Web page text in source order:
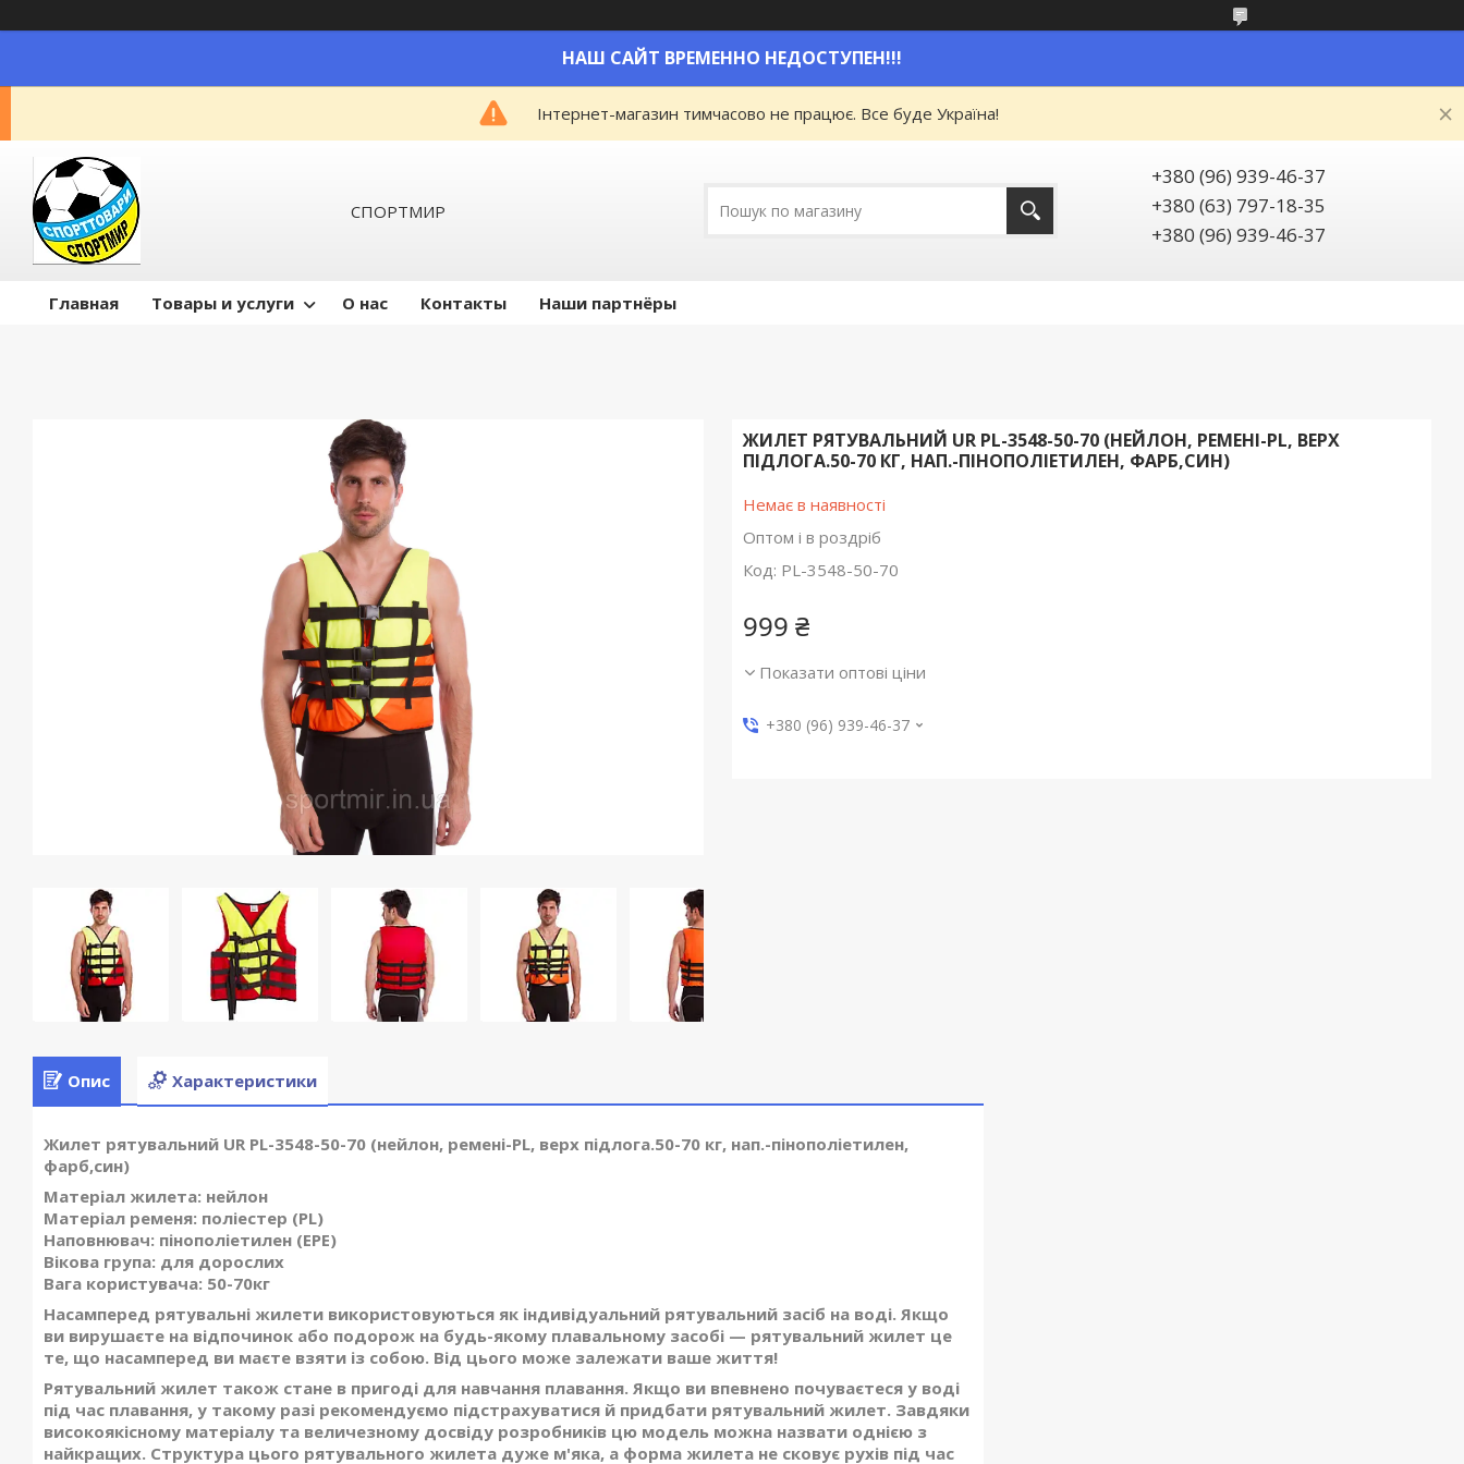
НАШ САЙТ ВРЕМЕННО НЕДОСТУПЕН!!!
Інтернет-магазин тимчасово не працює. Все буде Україна!
СПОРТМИР
+380 (96) 939-46-37
+380 (63) 797-18-35
+380 (96) 939-46-37
Главная Товары и услуги О нас Контакты Наши партнёры
ЖИЛЕТ РЯТУВАЛЬНИЙ UR PL-3548-50-70 (НЕЙЛОН, РЕМЕНІ-PL, ВЕРХ
ПІДЛОГА.50-70 КГ, НАП.-ПІНОПОЛІЕТИЛЕН, ФАРБ,СИН)
Немає в наявності
Оптом і в роздріб
Код: PL-3548-50-70
999 ₴
Показати оптові ціни
+380 (96) 939-46-37
Опис Характеристики
Жилет рятувальний UR PL-3548-50-70 (нейлон, ремені-PL, верх підлога.50-70 кг, нап.-пінополіетилен,
фарб,син)
Матеріал жилета: нейлон
Матеріал ременя: поліестер (PL)
Наповнювач: пінополіетилен (EPE)
Вікова група: для дорослих
Вага користувача: 50-70кг
Насамперед рятувальні жилети використовуються як індивідуальний рятувальний засіб на воді. Якщо
ви вирушаєте на відпочинок або подорож на будь-якому плавальному засобі — рятувальний жилет це
те, що насамперед ви маєте взяти із собою. Від цього може залежати ваше життя!
Рятувальний жилет також стане в пригоді для навчання плавання. Якщо ви впевнено почуваєтеся у воді
під час плавання, у такому разі рекомендуємо підстрахуватися й придбати рятувальний жилет. Завдяки
високоякісному матеріалу та величезному досвіду розробників цю модель можна назвати однією з
найкращих. Структура цього рятувального жилета дуже м'яка, а форма жилета не сковує рухів під час